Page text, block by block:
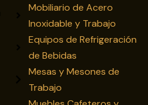
Mobiliario de Acero
Inoxidable y Trabajo
Equipos de Refrigeración
de Bebidas
Mesas y Mesones de
Trabajo